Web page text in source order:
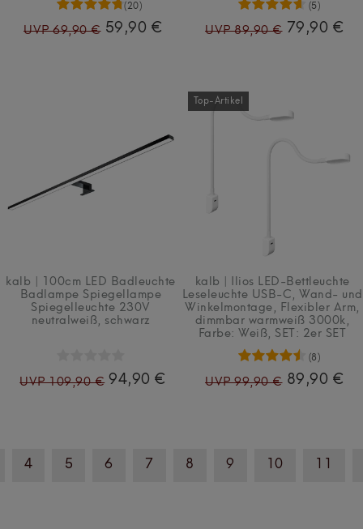
(20)
UVP 69,90 € 59,90 €
(5)
UVP 89,90 € 79,90 €
kalb | 100cm LED Badleuchte
Badlampe Spiegellampe
Spiegelleuchte 230V
neutralweiß, schwarz
UVP 109,90 € 94,90 €
Top-Artikel
kalb | Ilios LED-Bettleuchte
Leseleuchte USB-C, Wand- und
Winkelmontage, Flexibler Arm,
dimmbar warmweiß 3000k
Farbe: Weiß , SET: 2er SET
(8)
UVP 99,90 € 89,90 €
4 5 6 7 8 9 10